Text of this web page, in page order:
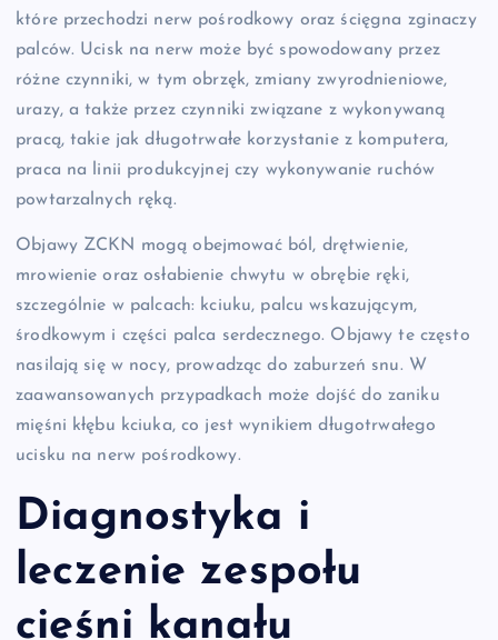
które przechodzi nerw pośrodkowy oraz ścięgna zginaczy
palców. Ucisk na nerw może być spowodowany przez
różne czynniki, w tym obrzęk, zmiany zwyrodnieniowe,
urazy, a także przez czynniki związane z wykonywaną
pracą, takie jak długotrwałe korzystanie z komputera,
praca na linii produkcyjnej czy wykonywanie ruchów
powtarzalnych ręką.
Objawy ZCKN mogą obejmować ból, drętwienie,
mrowienie oraz osłabienie chwytu w obrębie ręki,
szczególnie w palcach: kciuku, palcu wskazującym,
środkowym i części palca serdecznego. Objawy te często
nasilają się w nocy, prowadząc do zaburzeń snu. W
zaawansowanych przypadkach może dojść do zaniku
mięśni kłębu kciuka, co jest wynikiem długotrwałego
ucisku na nerw pośrodkowy.
Diagnostyka i
leczenie zespołu
cieśni kanału